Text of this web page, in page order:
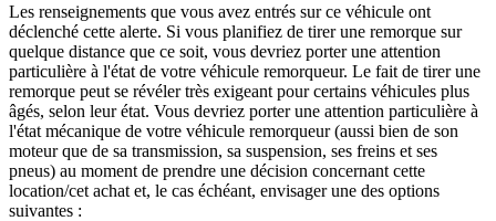
Les renseignements que vous avez entrés sur ce véhicule ont
déclenché cette alerte. Si vous planifiez de tirer une remorque sur
quelque distance que ce soit, vous devriez porter une attention
particulière à l'état de votre véhicule remorqueur. Le fait de tirer une
remorque peut se révéler très exigeant pour certains véhicules plus
âgés, selon leur état. Vous devriez porter une attention particulière à
l'état mécanique de votre véhicule remorqueur (aussi bien de son
moteur que de sa transmission, sa suspension, ses freins et ses
pneus) au moment de prendre une décision concernant cette
location/cet achat et, le cas échéant, envisager une des options
suivantes :